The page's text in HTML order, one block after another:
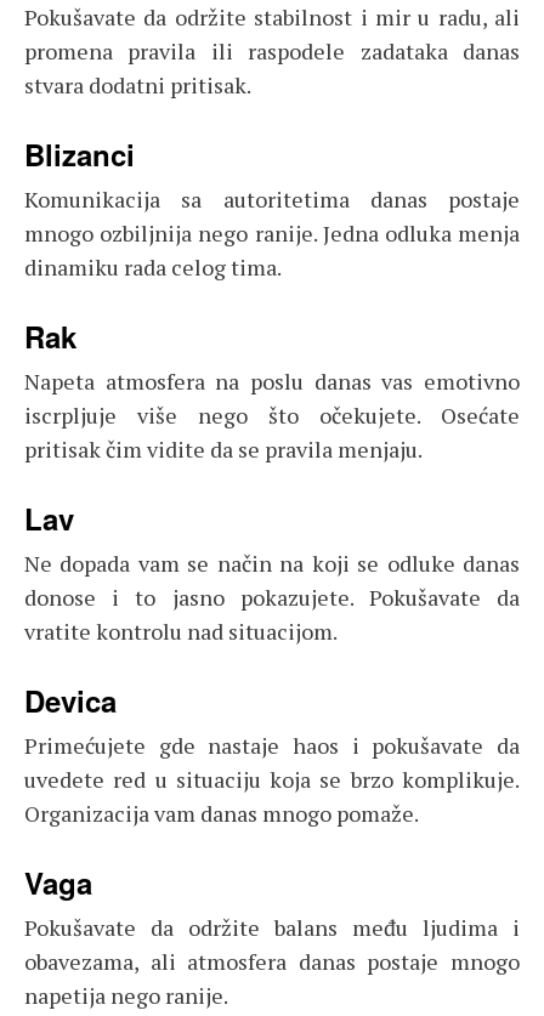
Pokušavate da održite stabilnost i mir u radu, ali
promena pravila ili raspodele zadataka danas
stvara dodatni pritisak.
Blizanci
Komunikacija sa autoritetima danas postaje
mnogo ozbiljnija nego ranije. Jedna odluka menja
dinamiku rada celog tima.
Rak
Napeta atmosfera na poslu danas vas emotivno
iscrpljuje više nego što očekujete. Osećate
pritisak čim vidite da se pravila menjaju.
Lav
Ne dopada vam se način na koji se odluke danas
donose i to jasno pokazujete. Pokušavate da
vratite kontrolu nad situacijom.
Devica
Primećujete gde nastaje haos i pokušavate da
uvedete red u situaciju koja se brzo komplikuje.
Organizacija vam danas mnogo pomaže.
Vaga
Pokušavate da održite balans među ljudima i
obavezama, ali atmosfera danas postaje mnogo
napetija nego ranije.